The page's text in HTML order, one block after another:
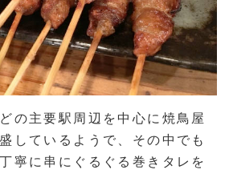
の主要駅周辺を中心に焼鳥屋
しているようで、その中でも
寧に串にぐるぐる巻きタレを